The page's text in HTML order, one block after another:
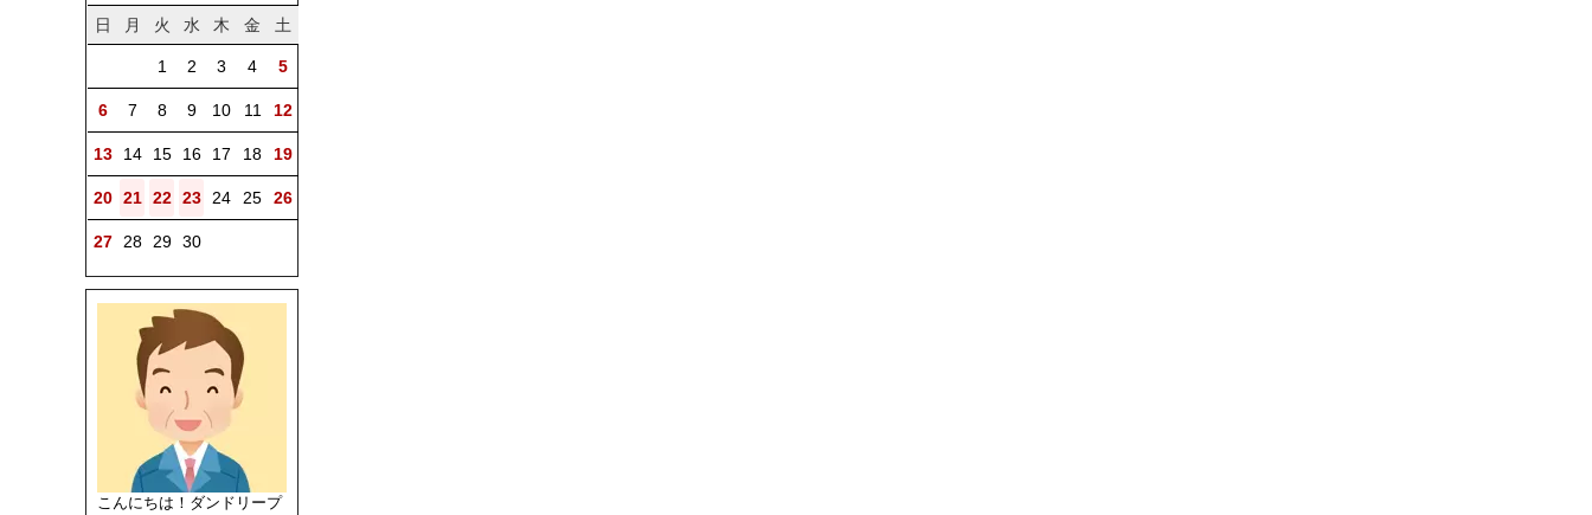
日 月 火 水 木 金 土
1 2 3 4 5
6 7 8 9 10 11 12
13 14 15 16 17 18 19
20 21 22 23 24 25 26
27 28 29 30
こんにちは！ダンドリープ